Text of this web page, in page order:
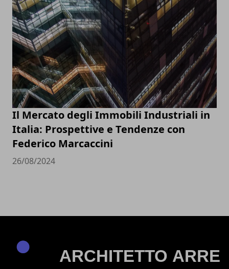
Il Mercato degli Immobili Industriali in
Italia: Prospettive e Tendenze con
Federico Marcaccini
26/08/2024